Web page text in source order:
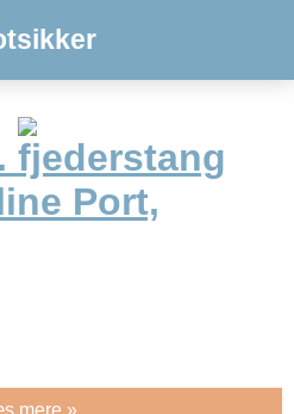
fjederstang
Port,
mere »